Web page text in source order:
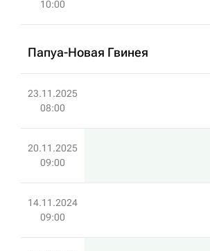
10:00
Папуа-Новая Гвинея
23.11.2025
08:00
20.11.2025
09:00
14.11.2024
09:00